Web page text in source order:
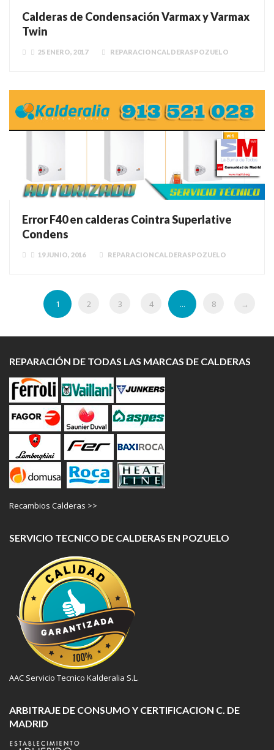
Calderas de Condensación Varmax y Varmax
Twin
25 ENERO, 2017 REPARACIONCALDERASPOZUELO
Error F40 en calderas Cointra Superlative
Condens
19 JUNIO, 2016 REPARACIONCALDERASPOZUELO
1 2 3 4 ... 8 →
REPARACIÓN DE TODAS LAS MARCAS DE CALDERAS
Recambios Calderas >>
SERVICIO TECNICO DE CALDERAS EN POZUELO
AAC Servicio Tecnico Kalderalia S.L.
ARBITRAJE DE CONSUMO Y CERTIFICACION C. DE
MADRID